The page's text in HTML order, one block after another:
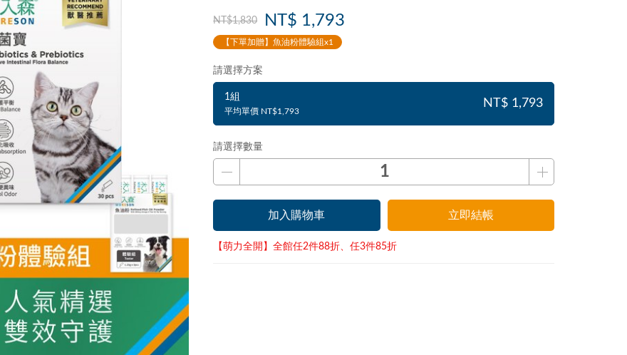
NT$1,830 NT$ 1,793
【下單加贈】魚油粉體驗組x1
請選擇方案
1組
平均單價 NT$1,793
NT$ 1,793
請選擇數量
加入購物車 立即結帳
【萌力全開】全館任2件88折、任3件85折